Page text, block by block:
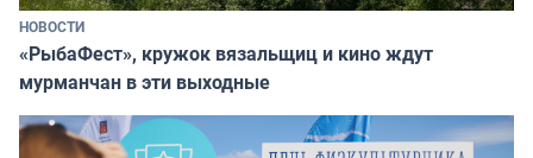
НОВОСТИ
«РыбаФест», кружок вязальщиц и кино ждут
мурманчан в эти выходные